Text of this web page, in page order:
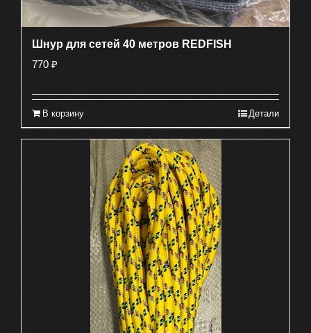
Шнур для сетей 40 метров REDFISH
770 ₽
В корзину Детали